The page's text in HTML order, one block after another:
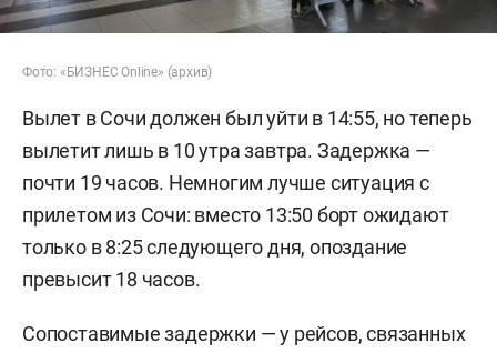
Фото: «БИЗНЕС Online» (архив)
Вылет в Сочи должен был уйти в 14:55, но теперь
вылетит лишь в 10 утра завтра. Задержка —
почти 19 часов. Немногим лучше ситуация с
прилетом из Сочи: вместо 13:50 борт ожидают
только в 8:25 следующего дня, опоздание
превысит 18 часов.
Сопоставимые задержки — у рейсов, связанных